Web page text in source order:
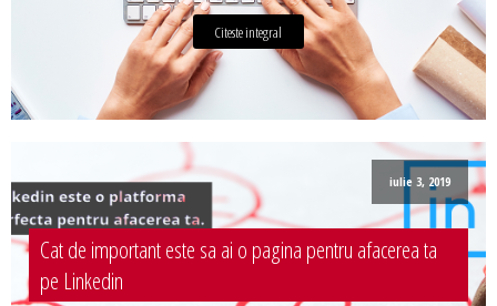
Citeste integral
iulie 3, 2019
Cat de important este sa ai o pagina pentru afacerea ta
pe Linkedin